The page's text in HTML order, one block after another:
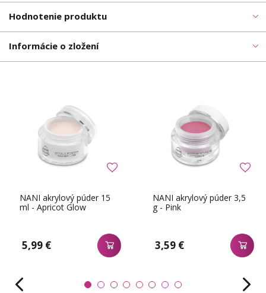
Hodnotenie produktu
Informácie o zložení
NANI akrylový púder 15
ml - Apricot Glow
5,99 €
NANI akrylový púder 3,5
g - Pink
3,59 €